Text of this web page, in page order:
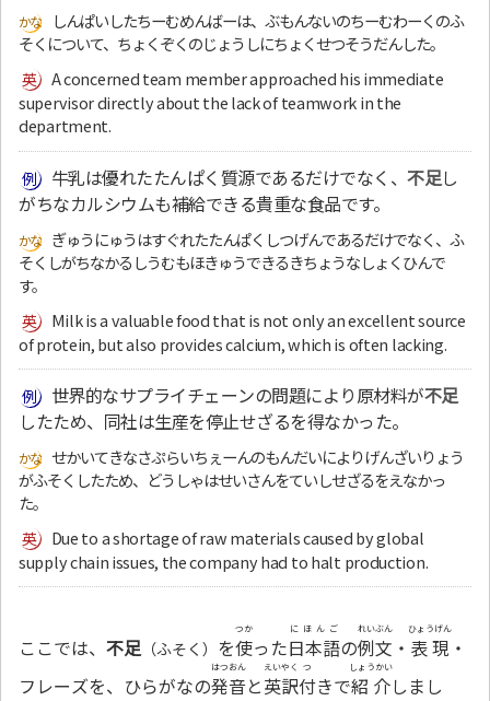
しんぱいしたちーむめんばーは、ぶもんないのちーむわーくのふ
そくについて、ちょくぞくのじょうしにちょくせつそうだんした。
A concerned team member approached his immediate
supervisor directly about the lack of teamwork in the
department.
牛乳は優れたたんぱく質源であるだけでなく、 不足し
がちなカルシウムも補給できる貴重な食品です。
ぎゅうにゅうはすぐれたたんぱくしつげんであるだけでなく、ふ
そくしがちなかるしうむもほきゅうできるきちょうなしょくひんで
す。
Milk is a valuable food that is not only an excellent source
of protein, but also provides calcium, which is often lacking.
世界的なサプライチェーンの問題により原材料が不足
したため、同社は生産を停止せざるを得なかった。
せかいてきなさぷらいちぇーんのもんだいによりげんざいりょう
がふそくしたため、どうしゃはせいさんをていしせざるをえなかっ
た。
Due to a shortage of raw materials caused by global
supply chain issues, the company had to halt production.
ここでは、 不足（ふそく） を使
つか
った日本語
にほんご
の例文
れいぶん
・ 表現
ひょうげん
・
フレーズを、ひらがなの発音
はつおん
と英訳
えいやく
付
つ
きで紹介
しょうかい
しまし